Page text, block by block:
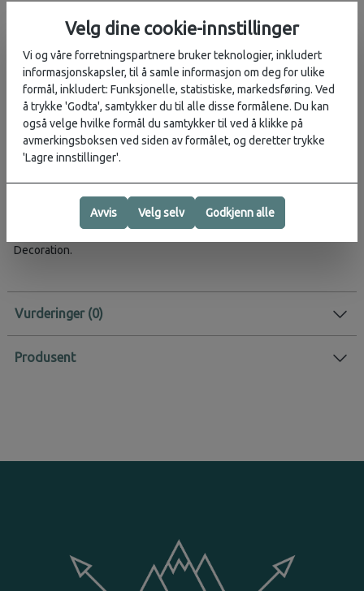
Beskrivelse
En tettsittende hoodie i 100% Merinoull som fungerer perfekt som
teknisk mellomlag til vinteraktiviteter!
A slim-fit mid layer that’s ideal for technical mountain adventures
Sleeve Zip Hoodie naturally resists odours and helps regulate your
body temperature thanks to its 100% merino wool fabric.
Body: 100% Merino Wool/Lining: 100% Merino Wool. Exclusive of
Decoration.
Vurderinger
Produsent
Velg dine cookie-innstillinger
Vi og våre forretningspartnere bruker teknologier, inkludert
informasjonskapsler, til å samle informasjon om deg for ulike
formål, inkludert: Funksjonelle, statistiske, markedsføring. Ved
å trykke 'Godta', samtykker du til alle disse formålene. Du kan
også velge hvilke formål du samtykker til ved å klikke på
avmerkingsboksen ved siden av formålet, og deretter trykke
'Lagre innstillinger'.
Avvis Velg selv Godkjenn alle